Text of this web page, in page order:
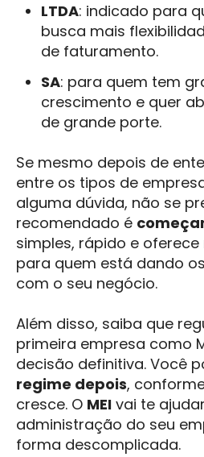
LTDA: indicado para
busca mais
de faturamento.
SA: para quem tem
crescimento e quer
de grande porte.
Se mesmo depois de
entre os tipos de
alguma dúvida, não se
recomendado é
simples, rápido e
para quem está dando
com o seu negócio.
Além disso, saiba que
primeira empresa como
decisão definitiva. Você
regime depois,
cresce. O MEI vai te
administração do seu
forma descomplicada.